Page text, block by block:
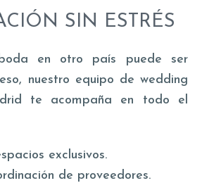
SIN ESTRÉS
en otro país puede ser
nuestro equipo de wedding
te acompaña en todo el
exclusivos.
de proveedores.